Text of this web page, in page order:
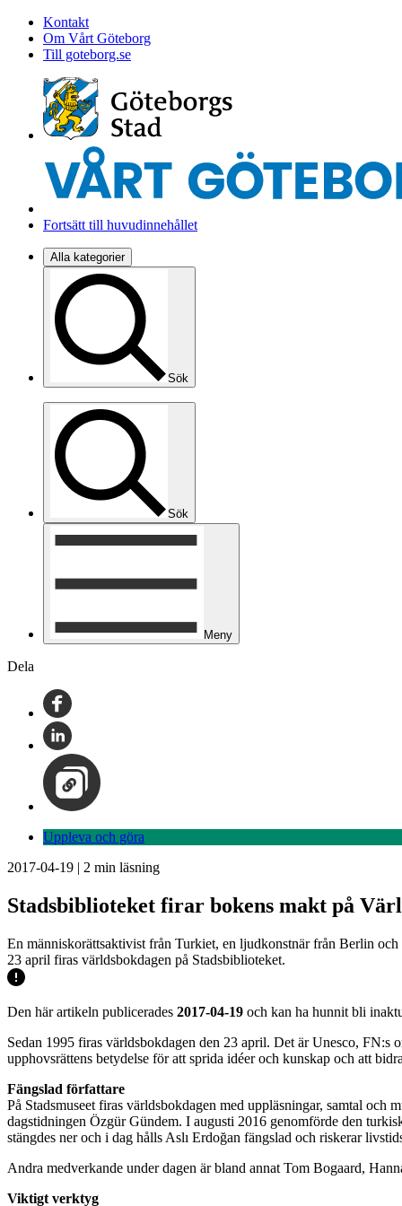
Kontakt
Om Vårt Göteborg
Till goteborg.se
Fortsätt till huvudinnehållet
Alla kategorier
Sök
Sök
Meny
Dela
Uppleva och göra
2017-04-19 | 2 min läsning
Stadsbiblioteket firar bokens makt på
En människorättsaktivist från Turkiet, en ljudkonstnär från Berlin
23 april firas världsbokdagen på Stadsbiblioteket.
Den här artikeln publicerades 2017-04-19 och kan ha hunnit bli
Sedan 1995 firas världsbokdagen den 23 april. Det är Unesco,
upphovsrättens betydelse för att sprida idéer och kunskap och att
Fängslad författare
På Stadsmuseet firas världsbokdagen med uppläsningar, samtal
dagstidningen Özgür Gündem. I augusti 2016 genomförde den
stängdes ner och i dag hålls Aslı Erdoğan fängslad och riskerar
Andra medverkande under dagen är bland annat Tom Bogaard,
Viktigt verktyg